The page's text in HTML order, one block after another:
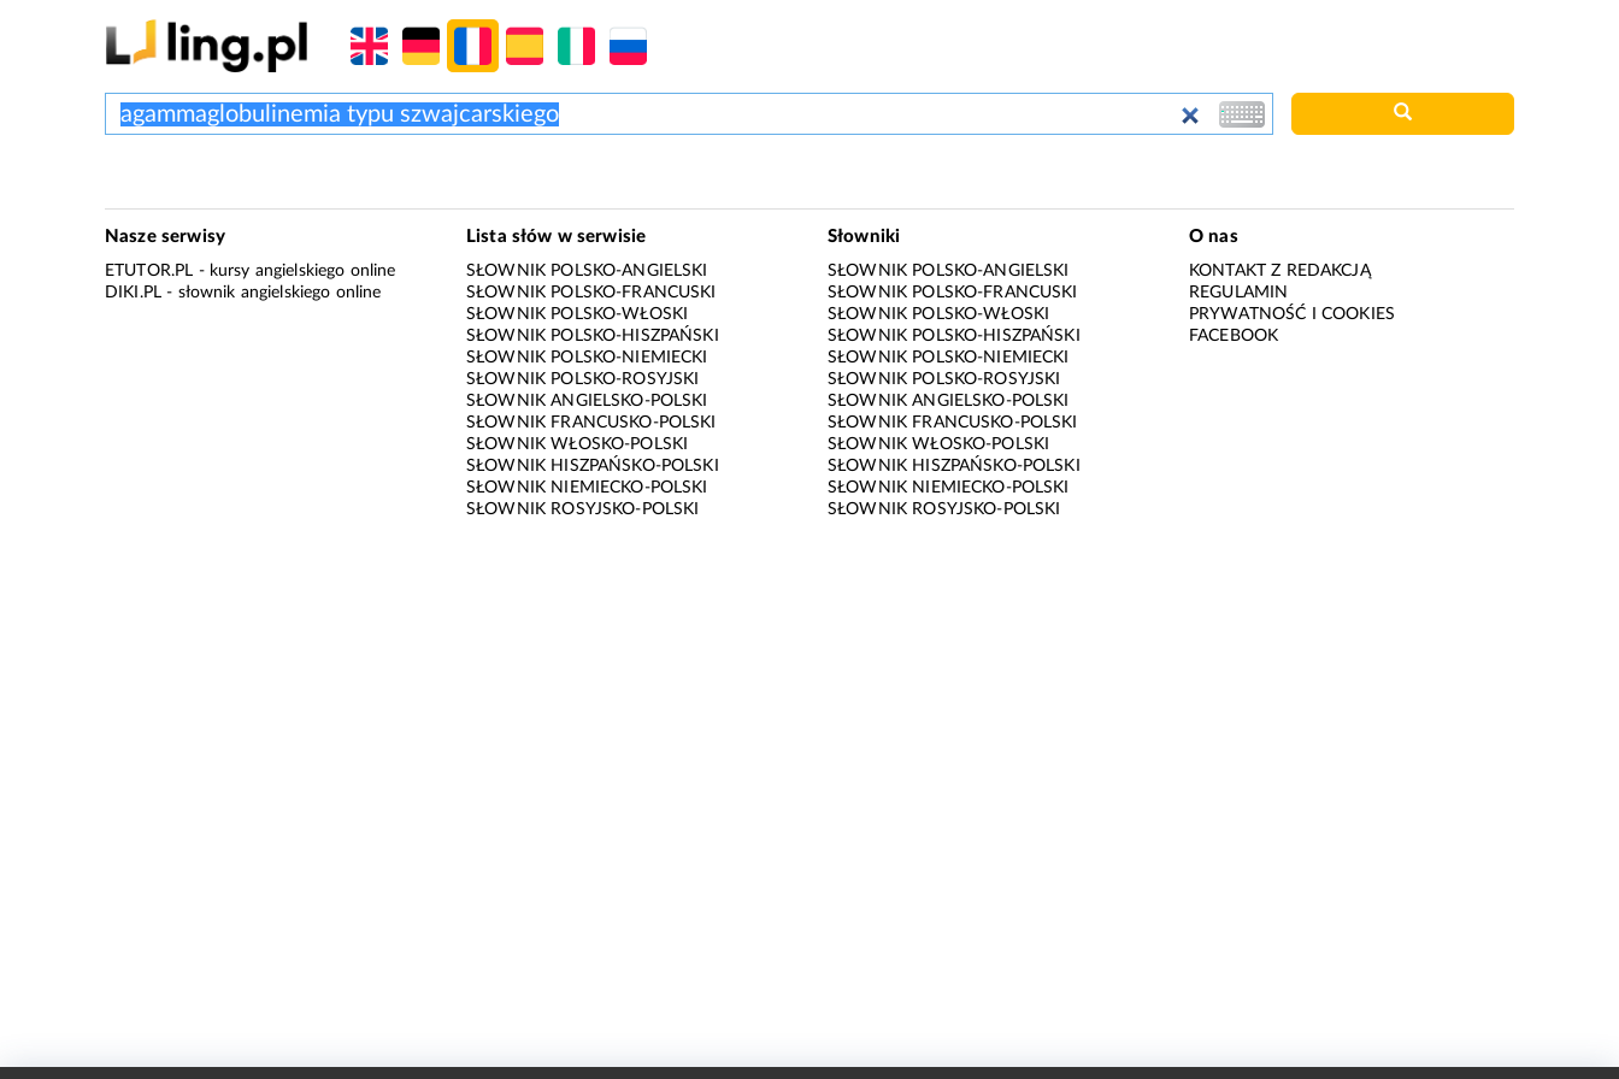
Nasze serwisy
ETUTOR.PL - kursy angielskiego online
DIKI.PL - słownik angielskiego online
Lista słów w serwisie
SŁOWNIK POLSKO-ANGIELSKI
SŁOWNIK POLSKO-FRANCUSKI
SŁOWNIK POLSKO-WŁOSKI
SŁOWNIK POLSKO-HISZPAŃSKI
SŁOWNIK POLSKO-NIEMIECKI
SŁOWNIK POLSKO-ROSYJSKI
SŁOWNIK ANGIELSKO-POLSKI
SŁOWNIK FRANCUSKO-POLSKI
SŁOWNIK WŁOSKO-POLSKI
SŁOWNIK HISZPAŃSKO-POLSKI
SŁOWNIK NIEMIECKO-POLSKI
SŁOWNIK ROSYJSKO-POLSKI
Słowniki
SŁOWNIK POLSKO-ANGIELSKI
SŁOWNIK POLSKO-FRANCUSKI
SŁOWNIK POLSKO-WŁOSKI
SŁOWNIK POLSKO-HISZPAŃSKI
SŁOWNIK POLSKO-NIEMIECKI
SŁOWNIK POLSKO-ROSYJSKI
SŁOWNIK ANGIELSKO-POLSKI
SŁOWNIK FRANCUSKO-POLSKI
SŁOWNIK WŁOSKO-POLSKI
SŁOWNIK HISZPAŃSKO-POLSKI
SŁOWNIK NIEMIECKO-POLSKI
SŁOWNIK ROSYJSKO-POLSKI
O nas
KONTAKT Z REDAKCJĄ
REGULAMIN
PRYWATNOŚĆ I COOKIES
FACEBOOK